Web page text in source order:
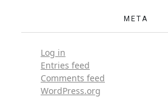
META
Log in
Entries feed
Comments feed
WordPress.org